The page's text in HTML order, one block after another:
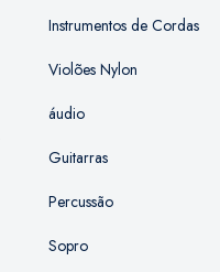
Instrumentos de Cordas
Violões Nylon
áudio
Guitarras
Percussão
Sopro